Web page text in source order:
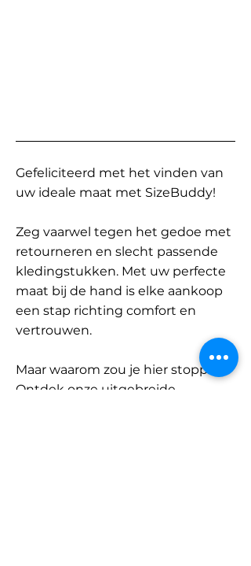
Gefeliciteerd met het vinden van
uw ideale maat met SizeBuddy!
Zeg vaarwel tegen het gedoe met
retourneren en slecht passende
kledingstukken. Met uw perfecte
maat bij de hand is elke aankoop
een stap richting comfort en
vertrouwen.
Maar waarom zou je hier stoppen?
Ontdek onze uitgebreide